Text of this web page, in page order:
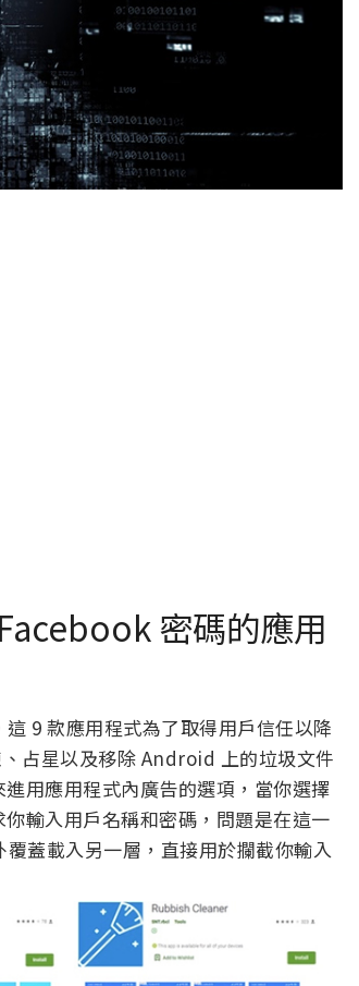
密碼的應用
這 9 款應用程式為了取得用戶信任以降
占星以及移除 Android 上的垃圾文件
用應用程式內廣告的選項，當你選擇
輸入用戶名稱和密碼，問題是在這一
蓋載入另一層，直接用於攔截你輸入